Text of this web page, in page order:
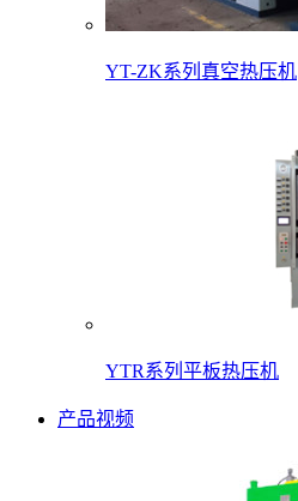
YT-ZK系列真空热压机
YTR系列平板热压机
产品视频